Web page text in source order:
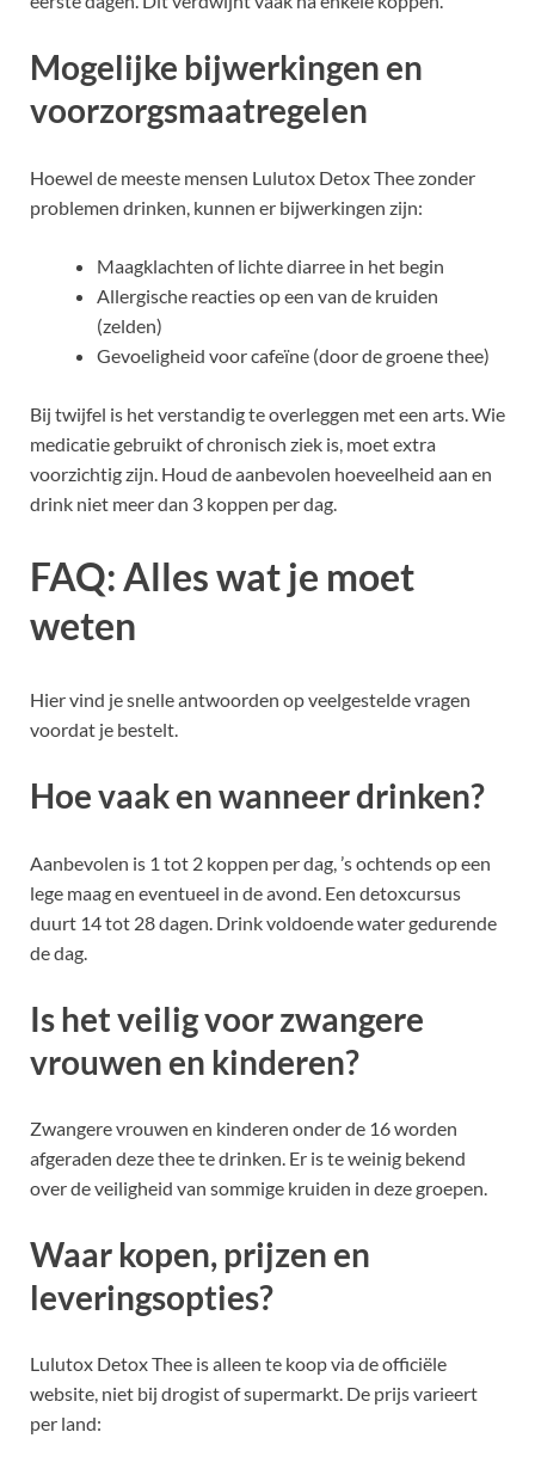
Mogelijke bijwerkingen en
voorzorgsmaatregelen
Hoewel de meeste mensen Lulutox Detox Thee zonder
problemen drinken, kunnen er bijwerkingen zijn:
Maagklachten of lichte diarree in het begin
Allergische reacties op een van de kruiden
(zelden)
Gevoeligheid voor cafeïne (door de groene thee)
Bij twijfel is het verstandig te overleggen met een arts. Wie
medicatie gebruikt of chronisch ziek is, moet extra
voorzichtig zijn. Houd de aanbevolen hoeveelheid aan en
drink niet meer dan 3 koppen per dag.
FAQ: Alles wat je moet
weten
Hier vind je snelle antwoorden op veelgestelde vragen
voordat je bestelt.
Hoe vaak en wanneer drinken?
Aanbevolen is 1 tot 2 koppen per dag, ’s ochtends op een
lege maag en eventueel in de avond. Een detoxcursus
duurt 14 tot 28 dagen. Drink voldoende water gedurende
de dag.
Is het veilig voor zwangere
vrouwen en kinderen?
Zwangere vrouwen en kinderen onder de 16 worden
afgeraden deze thee te drinken. Er is te weinig bekend
over de veiligheid van sommige kruiden in deze groepen.
Waar kopen, prijzen en
leveringsopties?
Lulutox Detox Thee is alleen te koop via de officiële
website, niet bij drogist of supermarkt. De prijs varieert
per land: